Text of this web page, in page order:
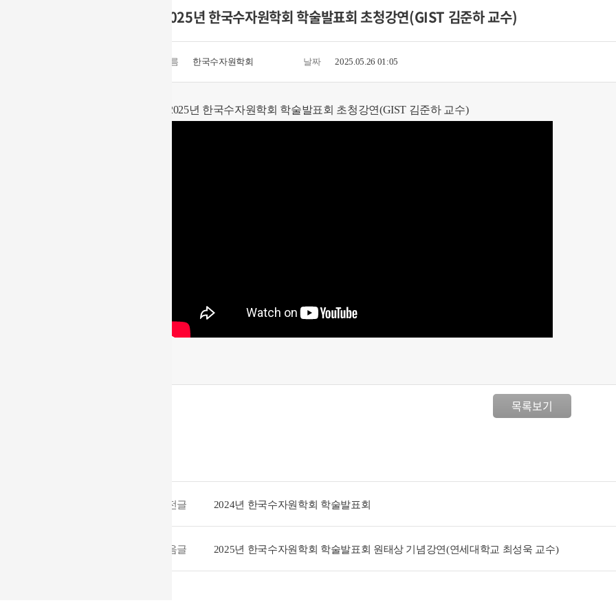
2025년 한국수자원학회 학술발표회 초청강연(GIST 김준하 교수)
이름 한국수자원학회 날짜 2025.05.26 01:05
2025년 한국수자원학회 학술발표회 초청강연(GIST 김준하 교수)
목록보기
이전글 2024년 한국수자원학회 학술발표회
다음글 2025년 한국수자원학회 학술발표회 원태상 기념강연(연세대학교 최성욱 교수)